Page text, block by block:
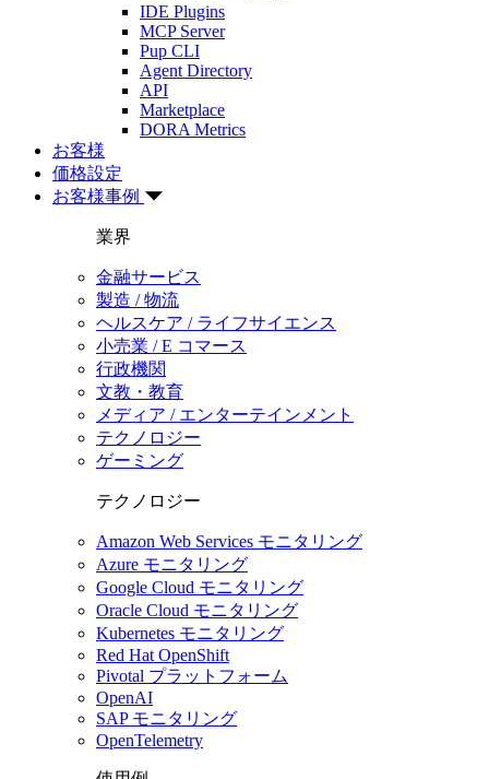
IDE Plugins
MCP Server
Pup CLI
Agent Directory
API
Marketplace
DORA Metrics
お客様
価格設定
お客様事例
業界
金融サービス
製造 / 物流
ヘルスケア / ライフサイエンス
小売業 / E コマース
行政機関
文教・教育
メディア / エンターテインメント
テクノロジー
ゲーミング
テクノロジー
Amazon Web Services モニタリング
Azure モニタリング
Google Cloud モニタリング
Oracle Cloud モニタリング
Kubernetes モニタリング
Red Hat OpenShift
Pivotal プラットフォーム
OpenAI
SAP モニタリング
OpenTelemetry